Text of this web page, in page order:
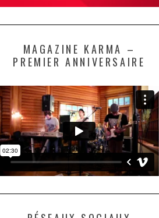
MAGAZINE KARMA –
PREMIER ANNIVERSAIRE